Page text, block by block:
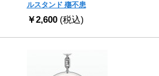
ルスタンド 殤不患
￥2,600 (税込)